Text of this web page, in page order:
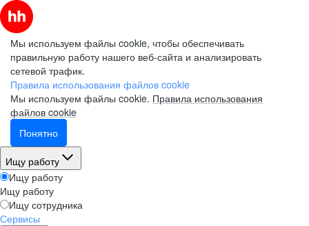
Мы используем файлы cookie, чтобы обеспечивать
правильную работу нашего веб-сайта и анализировать
сетевой трафик.
Правила использования файлов cookie
Мы используем файлы cookie. Правила использования
файлов cookie
Понятно
Ищу работу
Ищу работу
Ищу работу
Ищу сотрудника
Сервисы